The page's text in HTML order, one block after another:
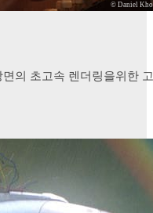
© Daniel Kho
의 초고속 렌더링을위한 고